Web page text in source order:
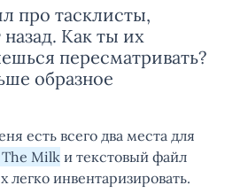
про тасклисты,
Как ты их
пересматривать?
образное
есть всего два места для
The Milk и текстовый файл
легко инвентаризировать.